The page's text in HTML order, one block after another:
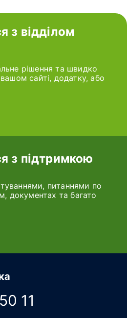
з відділом
рішення та швидко
сайті, додатку, або
з підтримкою
питаннями по
документах та багато
11